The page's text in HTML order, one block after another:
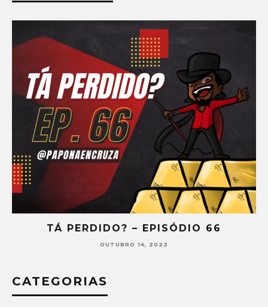
TÁ PERDIDO? – EPISÓDIO 66
OUTUBRO 14, 2022
CATEGORIAS